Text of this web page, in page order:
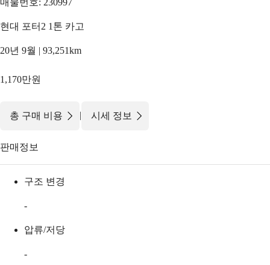
매물번호: 230997
현대 포터2 1톤 카고
20년 9월 | 93,251km
1,170만원
총 구매 비용 | 시세 정보
판매정보
구조 변경
-
압류/저당
-